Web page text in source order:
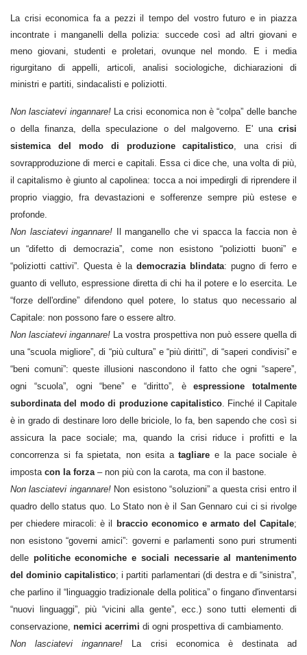
La crisi economica fa a pezzi il tempo del vostro futuro e in piazza
incontrate i manganelli della polizia: succede così ad altri giovani e
meno giovani, studenti e proletari, ovunque nel mondo. E i media
rigurgitano di appelli, articoli, analisi sociologiche, dichiarazioni di
ministri e partiti, sindacalisti e poliziotti.
Non lasciatevi ingannare! La crisi economica non è “colpa” delle banche
o della finanza, della speculazione o del malgoverno. E' una crisi
sistemica del modo di produzione capitalistico, una crisi di
sovrapproduzione di merci e capitali. Essa ci dice che, una volta di più,
il capitalismo è giunto al capolinea: tocca a noi impedirgli di riprendere il
proprio viaggio, fra devastazioni e sofferenze sempre più estese e
profonde.
Non lasciatevi ingannare! Il manganello che vi spacca la faccia non è
un “difetto di democrazia”, come non esistono “poliziotti buoni” e
“poliziotti cattivi”. Questa è la democrazia blindata: pugno di ferro e
guanto di velluto, espressione diretta di chi ha il potere e lo esercita. Le
“forze dell'ordine” difendono quel potere, lo status quo necessario al
Capitale: non possono fare o essere altro.
Non lasciatevi ingannare! La vostra prospettiva non può essere quella di
una “scuola migliore”, di “più cultura” e “più diritti”, di “saperi condivisi” e
“beni comuni”: queste illusioni nascondono il fatto che ogni “sapere”,
ogni “scuola”, ogni “bene” e “diritto”, èespressione totalmente
subordinata del modo di produzione capitalistico. Finché il Capitale
è in grado di destinare loro delle briciole, lo fa, ben sapendo che così si
assicura la pace sociale; ma, quando la crisi riduce i profitti e la
concorrenza si fa spietata, non esita atagliare e la pace sociale è
imposta con la forza– non più con la carota, ma con il bastone.
Non lasciatevi ingannare!Non esistono “soluzioni” a questa crisi entro il
quadro dello status quo. Lo Stato non è il San Gennaro cui ci si rivolge
per chiedere miracoli: è il
braccio economico e armato del Capitale;
non esistono “governi amici”: governi e parlamenti sono puri strumenti
delle politiche economiche e sociali necessarie al mantenimento
del dominio capitalistico; i partiti parlamentari (di destra e di “sinistra”,
che parlino il “linguaggio tradizionale della politica” o fingano d'inventarsi
“nuovi linguaggi”, più “vicini alla gente”, ecc.) sono tutti elementi di
conservazione, nemici acerrimi di ogni prospettiva di cambiamento.
Non lasciatevi ingannare! La crisi economica è destinata ad